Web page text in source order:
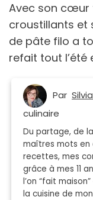
Avec son cœur
croustillants et
de pâte filo a
refait tout l’été
Par
culinaire
Du partage, de
maîtres mots en
recettes, mes
grâce à mes 11
l’on “fait
la cuisine de